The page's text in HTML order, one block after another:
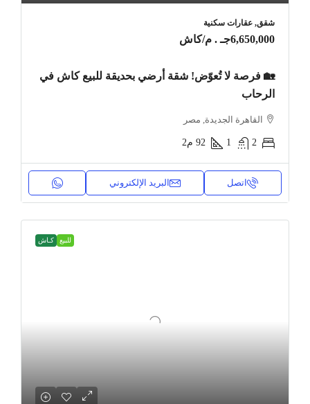
شقق, عقارات سكنية
6,650,000جـ . م /كاش
🏡 فرصة لا تُعوّض! شقة أرضي بحديقة للبيع كاش في
الرحاب
القاهرة الجديدة, مصر
2
1
92 م2
اتصل البريد الإلكتروني
للبيع كـاش